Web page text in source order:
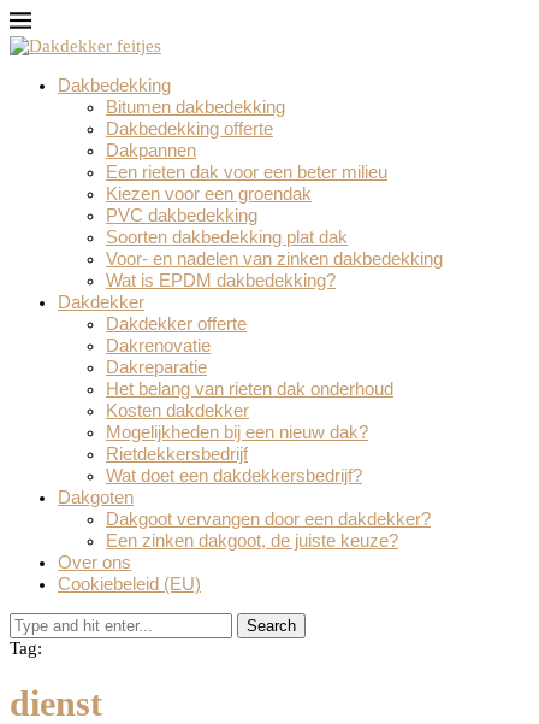
Dakbedekking
Bitumen dakbedekking
Dakbedekking offerte
Dakpannen
Een rieten dak voor een beter milieu
Kiezen voor een groendak
PVC dakbedekking
Soorten dakbedekking plat dak
Voor- en nadelen van zinken dakbedekking
Wat is EPDM dakbedekking?
Dakdekker
Dakdekker offerte
Dakrenovatie
Dakreparatie
Het belang van rieten dak onderhoud
Kosten dakdekker
Mogelijkheden bij een nieuw dak?
Rietdekkersbedrijf
Wat doet een dakdekkersbedrijf?
Dakgoten
Dakgoot vervangen door een dakdekker?
Een zinken dakgoot, de juiste keuze?
Over ons
Cookiebeleid (EU)
Search
Tag:
dienst